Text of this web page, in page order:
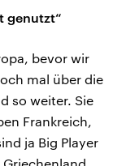
genutzt“
bevor wir
mal über die
so weiter. Sie
Frankreich,
ja Big Player